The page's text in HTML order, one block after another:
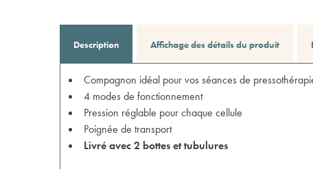
Description Affichage des détails du produit
Compagnon idéal pour vos séances de
4 modes de fonctionnement
Pression réglable pour chaque cellule
Poignée de transport
Livré avec 2 bottes et tubulures